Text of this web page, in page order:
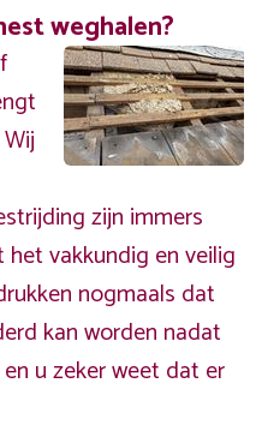
weghalen?
zijn immers
vakkundig en veilig
nogmaals dat
kan worden nadat
u zeker weet dat er